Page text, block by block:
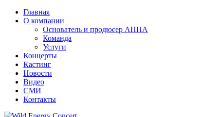
Главная
О компании
Основатель и продюсер АППА
Команда
Услуги
Концерты
Кастинг
Новости
Видео
СМИ
Контакты